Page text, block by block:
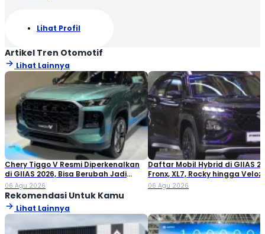
Lihat Profil
Artikel Tren Otomotif
Lihat Lainnya
Chery Tiggo V Resmi Diperkenalkan
di GIIAS 2026, Bisa Berubah Jadi
Double Cabin
06 Agu 2026
Daftar Mobil Hybrid di GIIAS
Fronx, XL7, Rocky hingga Veloz!
06 Agu 2026
Rekomendasi Untuk Kamu
Lihat Lainnya